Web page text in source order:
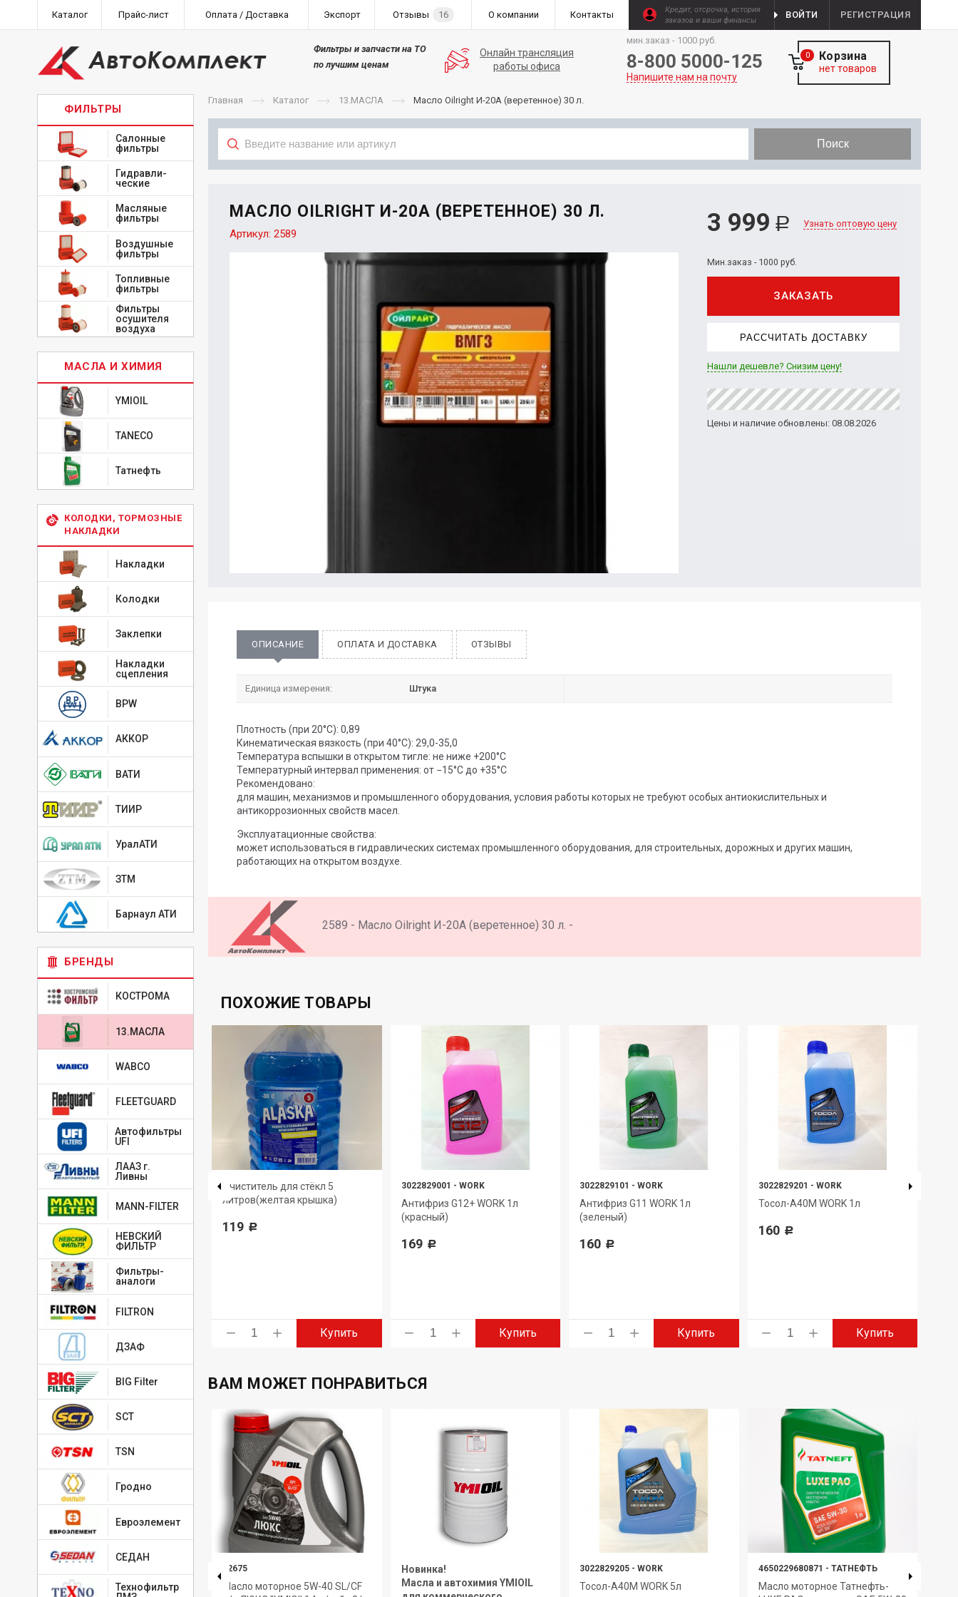
Каталог Прайс-лист Оплата / Доставка Экспорт Отзывы 16 О компании Контакты
Кредит, отсрочка, история
заказов и ваши финансы
ВОЙТИ РЕГИСТРАЦИЯ
Фильтры и запчасти на ТО
по лучшим ценам
Онлайн трансляция
работы офиса
мин.заказ - 1000 руб.
8-800 5000-125
Напишите нам на почту
Корзина
0
нет товаров
ФИЛЬТРЫ
Салонные
фильтры
Гидравли-
ческие
Масляные
фильтры
Воздушные
фильтры
Топливные
фильтры
Фильтры
осушителя
воздуха
МАСЛА И ХИМИЯ
YMIOIL
TANECO
Татнефть
КОЛОДКИ, ТОРМОЗНЫЕ
НАКЛАДКИ
Накладки
Колодки
Заклепки
Накладки
сцепления
BPW
АККОР
ВАТИ
ТИИР
УралАТИ
ЗТМ
Барнаул АТИ
БРЕНДЫ
КОСТРОМА
13.МАСЛА
WABCO
FLEETGUARD
Автофильтры
UFI
ЛААЗ г.
Ливны
MANN-FILTER
НЕВСКИЙ
ФИЛЬТР
Фильтры-
аналоги
FILTRON
ДЗАФ
BIG Filter
SCT
TSN
Гродно
Евроэлемент
СЕДАН
Технофильтр
Главная Каталог 13.МАСЛА Масло Oilright И-20А (веретенное) 30 л.
Поиск
МАСЛО OILRIGHT И-20А (ВЕРЕТЕННОЕ) 30 Л.
Артикул: 2589 3 999 Р Узнать оптовую цену
Мин.заказ - 1000 руб.
ЗАКАЗАТЬ
РАССЧИТАТЬ ДОСТАВКУ
Нашли дешевле? Снизим цену!
Цены и наличие обновлены: 08.08.2026
ОПИСАНИЕ ОПЛАТА И ДОСТАВКА ОТЗЫВЫ
Единица измерения: Штука
Плотность (при 20°С): 0,89
Кинематическая вязкость (при 40°С): 29,0-35,0
Температура вспышки в открытом тигле: не ниже +200°С
Температурный интервал применения: от −15°C до +35°C
Рекомендовано:
для машин, механизмов и промышленного оборудования, условия работы которых не требуют особых антиокислительных и
антикоррозионных свойств масел.
Эксплуатационные свойства:
может использоваться в гидравлических системах промышленного оборудования, для строительных, дорожных и других машин,
работающих на открытом воздухе.
2589 - Масло Oilright И-20А (веретенное) 30 л. -
ПОХОЖИЕ ТОВАРЫ
4650229680819
Масло моторное Татнефть-
LUXE синтетика API
SN/SM/ILSAC GF-5 5W-30 4л
1 556 Р
Купить
Очиститель для стёкл 5
литров(желтая крышка)
119 Р
Купить
3022829001 - WORK
Антифриз G12+ WORK 1л
(красный)
169 Р
Купить
3022829101 - WORK
Антифриз G11 WORK 1л
(зеленый)
160 Р
Купить
3022829201 - WORK
Тосол-А40М WORK 1л
160 Р
Купить
ВАМ МОЖЕТ ПОНРАВИТЬСЯ
Масло моторное Татнефть-
92675
Масло моторное 5W-40 SL/CF
Новинка!
Масла и автохимия YMIOIL
3022829205 - WORK
Тосол-А40М WORK 5л
4650229680871 - ТАТНЕФТЬ
Масло моторное Татнефть-